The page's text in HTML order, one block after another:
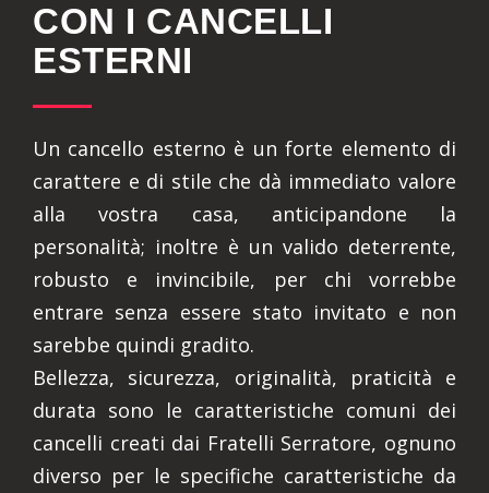
CON I CANCELLI
ESTERNI
Un cancello esterno è un forte elemento di
carattere e di stile che dà immediato valore
alla vostra casa, anticipandone la
personalità; inoltre è un valido deterrente,
robusto e invincibile, per chi vorrebbe
entrare senza essere stato invitato e non
sarebbe quindi gradito.
Bellezza, sicurezza, originalità, praticità e
durata sono le caratteristiche comuni dei
cancelli creati dai Fratelli Serratore, ognuno
diverso per le specifiche caratteristiche da